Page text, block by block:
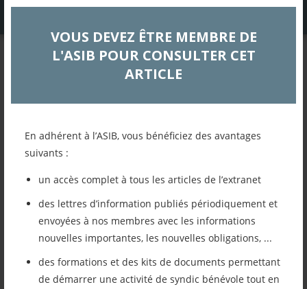
VOUS DEVEZ ÊTRE MEMBRE DE
L'ASIB POUR CONSULTER CET
ARTICLE
En adhérent à l’ASIB, vous bénéficiez des avantages
suivants :
un accès complet à tous les articles de l’extranet
des lettres d’information publiés périodiquement et
envoyées à nos membres avec les informations
nouvelles importantes, les nouvelles obligations, ...
des formations et des kits de documents permettant
de démarrer une activité de syndic bénévole tout en
EXTRANET
l’ASIB
Actualités
Retour à la liste des articles
Imprimer cet article
Mettre cet article dans mes favoris